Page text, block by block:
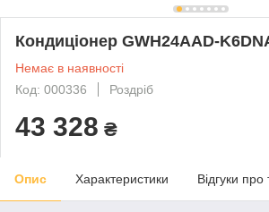
Кондиціонер GWH24AAD-
Немає в наявності
Код: 000336
Роздріб
43 328 ₴
Опис Характеристики Відгуки про